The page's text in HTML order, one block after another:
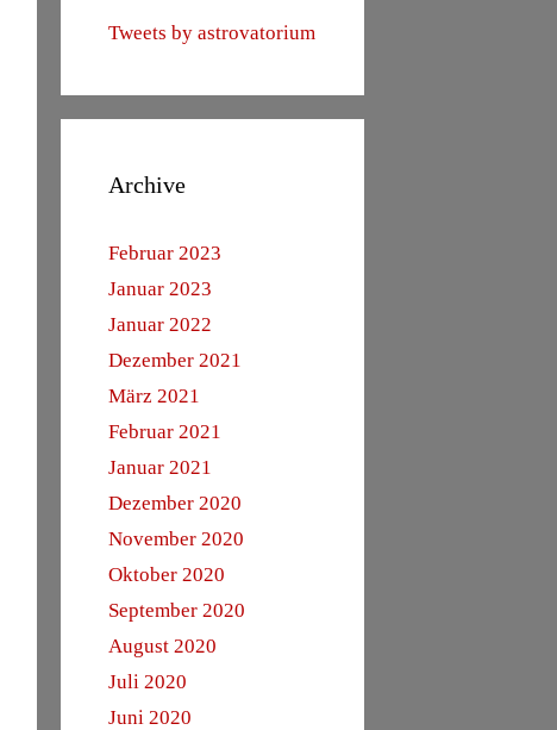
Tweets by astrovatorium
Archive
Februar 2023
Januar 2023
Januar 2022
Dezember 2021
März 2021
Februar 2021
Januar 2021
Dezember 2020
November 2020
Oktober 2020
September 2020
August 2020
Juli 2020
Juni 2020